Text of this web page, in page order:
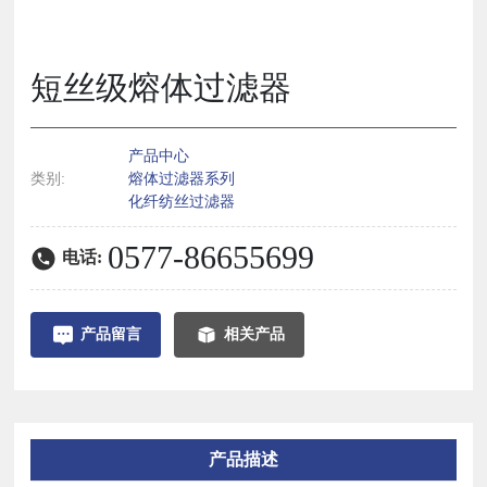
短丝级熔体过滤器
类别:
产品中心
熔体过滤器系列
化纤纺丝过滤器
电话: 0577-86655699
产品留言 相关产品
产品描述